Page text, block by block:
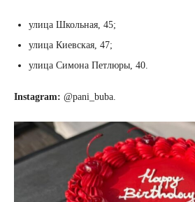
улица Школьная, 45;
улица Киевская, 47;
улица Симона Петлюры, 40.
Instagram: @pani_buba.